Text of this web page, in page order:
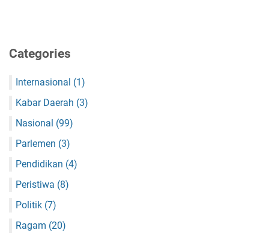
Categories
Internasional (1)
Kabar Daerah (3)
Nasional (99)
Parlemen (3)
Pendidikan (4)
Peristiwa (8)
Politik (7)
Ragam (20)